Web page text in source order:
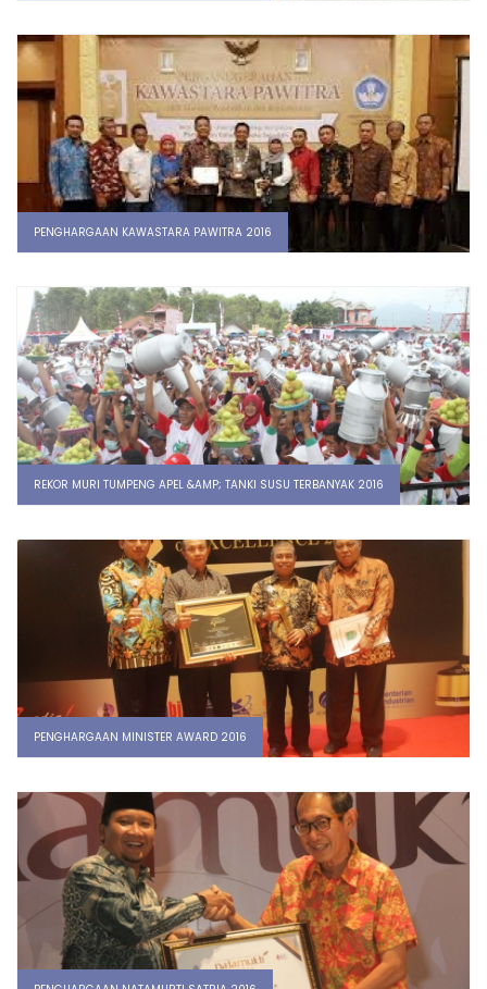
PENGHARGAAN KAWASTARA PAWITRA 2016
REKOR MURI TUMPENG APEL &AMP; TANKI SUSU TERBANYAK 2016
PENGHARGAAN MINISTER AWARD 2016